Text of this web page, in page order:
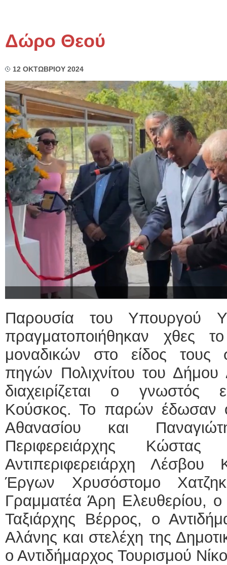
Δώρο Θεού
12 ΟΚΤΩΒΡΙΟΥ 2024
Παρουσία του Υπουργού
πραγματοποιήθηκαν χθες
μοναδικών στο είδος τους
πηγών Πολιχνίτου του
διαχειρίζεται ο γνωστός
Κούσκος. Το παρών έδωσαν
Αθανασίου και
Περιφερειάρχης
Αντιπεριφερειάρχη
Έργων Χρυσόστομο
Γραμματέα Άρη Ελευθερίου,
Ταξιάρχης Βέρρος, ο
Αλάνης και στελέχη της
ο Αντιδήμαρχος Τουρισμού